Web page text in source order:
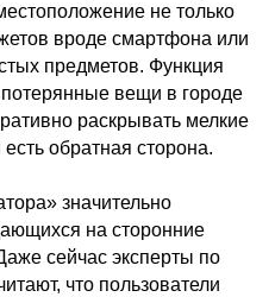
не только
вроде смартфона или
предметов. Функция
вещи в городе
раскрывать мелкие
обратная сторона.
значительно
на сторонние
сейчас эксперты по
что пользователи